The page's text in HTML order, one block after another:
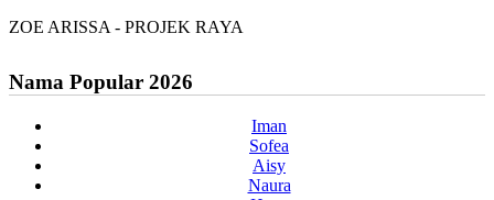
ZOE ARISSA - PROJEK RAYA
Nama Popular 2026
Iman
Sofea
Aisy
Naura